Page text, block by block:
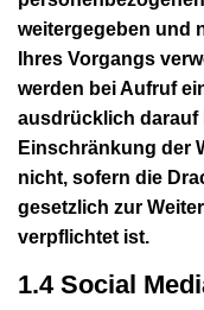
weitergegeben und
Ihres Vorgangs
werden bei Aufruf
ausdrücklich darauf
Einschränkung der
nicht, sofern die
gesetzlich zur
verpflichtet ist.
1.4 Social